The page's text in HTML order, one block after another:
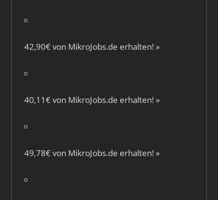
42,90€ von MikroJobs.de erhalten! »
40,11€ von MikroJobs.de erhalten! »
49,78€ von MikroJobs.de erhalten! »